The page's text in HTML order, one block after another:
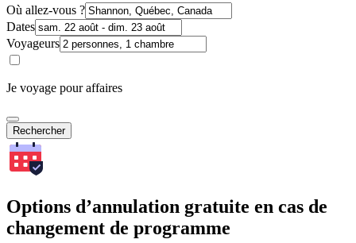
Où allez-vous ?
Dates
Voyageurs
Je voyage pour affaires
Rechercher
Options d’annulation gratuite en cas de
changement de programme